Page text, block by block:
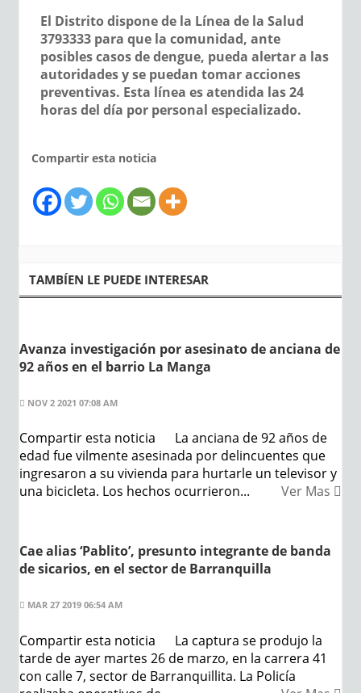
El Distrito dispone de la Línea de la Salud
3793333 para que la comunidad, ante
posibles casos de dengue, pueda alertar a las
autoridades y se puedan tomar acciones
preventivas. Esta línea es atendida las 24
horas del día por personal especializado.
Compartir esta noticia
TAMBÍEN LE PUEDE INTERESAR
Avanza investigación por asesinato de anciana de
92 años en el barrio La Manga
NOV 2 2021 07:08 AM
Compartir esta noticia La anciana de 92 años de
edad fue vilmente asesinada por delincuentes que
ingresaron a su vivienda para hurtarle un televisor y
una bicicleta. Los hechos ocurrieron...
Ver Mas
Cae alias ‘Pablito’, presunto integrante de banda
de sicarios, en el sector de Barranquilla
MAR 27 2019 06:54 AM
Compartir esta noticia La captura se produjo la
tarde de ayer martes 26 de marzo, en la carrera 41
con calle 7, sector de Barranquillita. La Policía